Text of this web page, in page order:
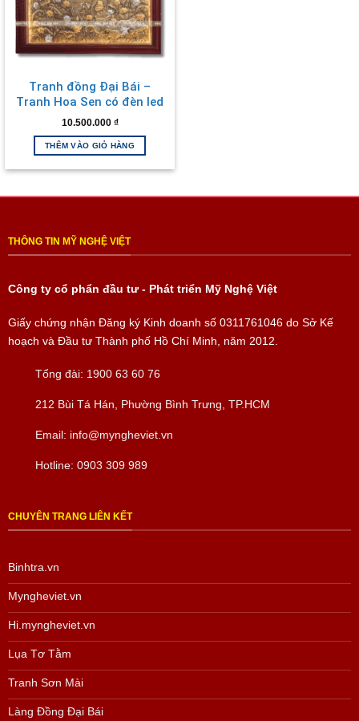
Tranh đồng Đại Bái –
Tranh Hoa Sen có đèn led
TD10127
10.500.000 ₫
THÊM VÀO GIỎ HÀNG
THÔNG TIN MỸ NGHỆ VIỆT
Công ty cổ phẩn đầu tư - Phát triển Mỹ Nghệ Việt
Giấy chứng nhận Đăng ký Kinh doanh số 0311761046 do Sở Kế
hoạch và Đầu tư Thành phố Hồ Chí Minh, năm 2012.
Tổng đài: 1900 63 60 76
212 Bùi Tá Hán, Phường Bình Trưng, TP.HCM
Email: info@myngheviet.vn
Hotline:0903 309 989
CHUYÊN TRANG LIÊN KẾT
Binhtra.vn
Myngheviet.vn
Hi.myngheviet.vn
Lụa Tơ Tằm
Tranh Sơn Mài
Làng Đồng Đại Bái